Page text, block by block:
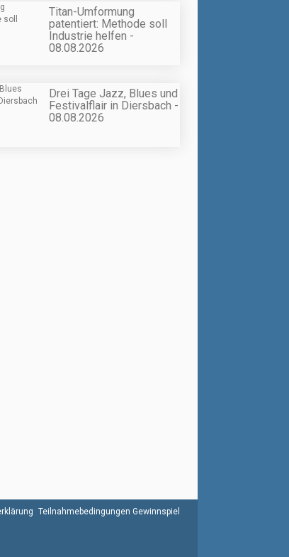
Titan-Umformung
patentiert: Methode soll
Industrie helfen -
08.08.2026
Drei Tage Jazz, Blues und
Festivalflair in Diersbach -
08.08.2026
Teilnahmebedingungen Gewinnspiel